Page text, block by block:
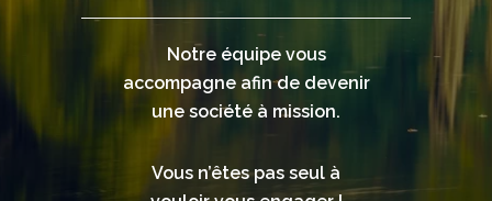
Notre équipe vous
accompagne afin de devenir
une société à mission.
Vous n’êtes pas seul à